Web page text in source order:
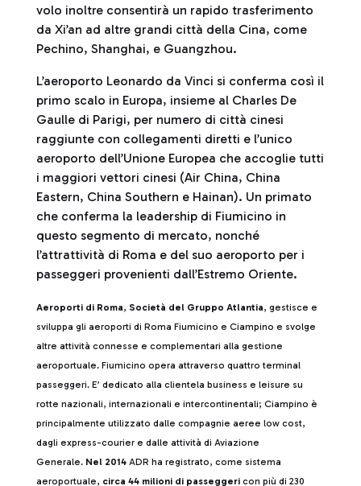
volo inoltre consentirà un rapido trasferimento
da Xi’an ad altre grandi città della Cina, come
Pechino, Shanghai, e Guangzhou.
L’aeroporto Leonardo da Vinci si conferma così il
primo scalo in Europa, insieme al Charles De
Gaulle di Parigi, per numero di città cinesi
raggiunte con collegamenti diretti e l’unico
aeroporto dell’Unione Europea che accoglie tutti
i maggiori vettori cinesi (Air China, China
Eastern, China Southern e Hainan). Un primato
che conferma la leadership di Fiumicino in
questo segmento di mercato, nonché
l’attrattività di Roma e del suo aeroporto per i
passeggeri provenienti dall’Estremo Oriente.
Aeroporti di Roma, Società del Gruppo Atlantia, gestisce e
sviluppa gli aeroporti di Roma Fiumicino e Ciampino e svolge
altre attività connesse e complementari alla gestione
aeroportuale. Fiumicino opera attraverso quattro terminal
passeggeri. E’ dedicato alla clientela business e leisure su
rotte nazionali, internazionali e intercontinentali; Ciampino è
principalmente utilizzato dalle compagnie aeree low cost,
dagli express-courier e dalle attività di Aviazione
Generale. Nel 2014 ADR ha registrato, come sistema
aeroportuale, circa 44 milioni di passeggeri con più di 230